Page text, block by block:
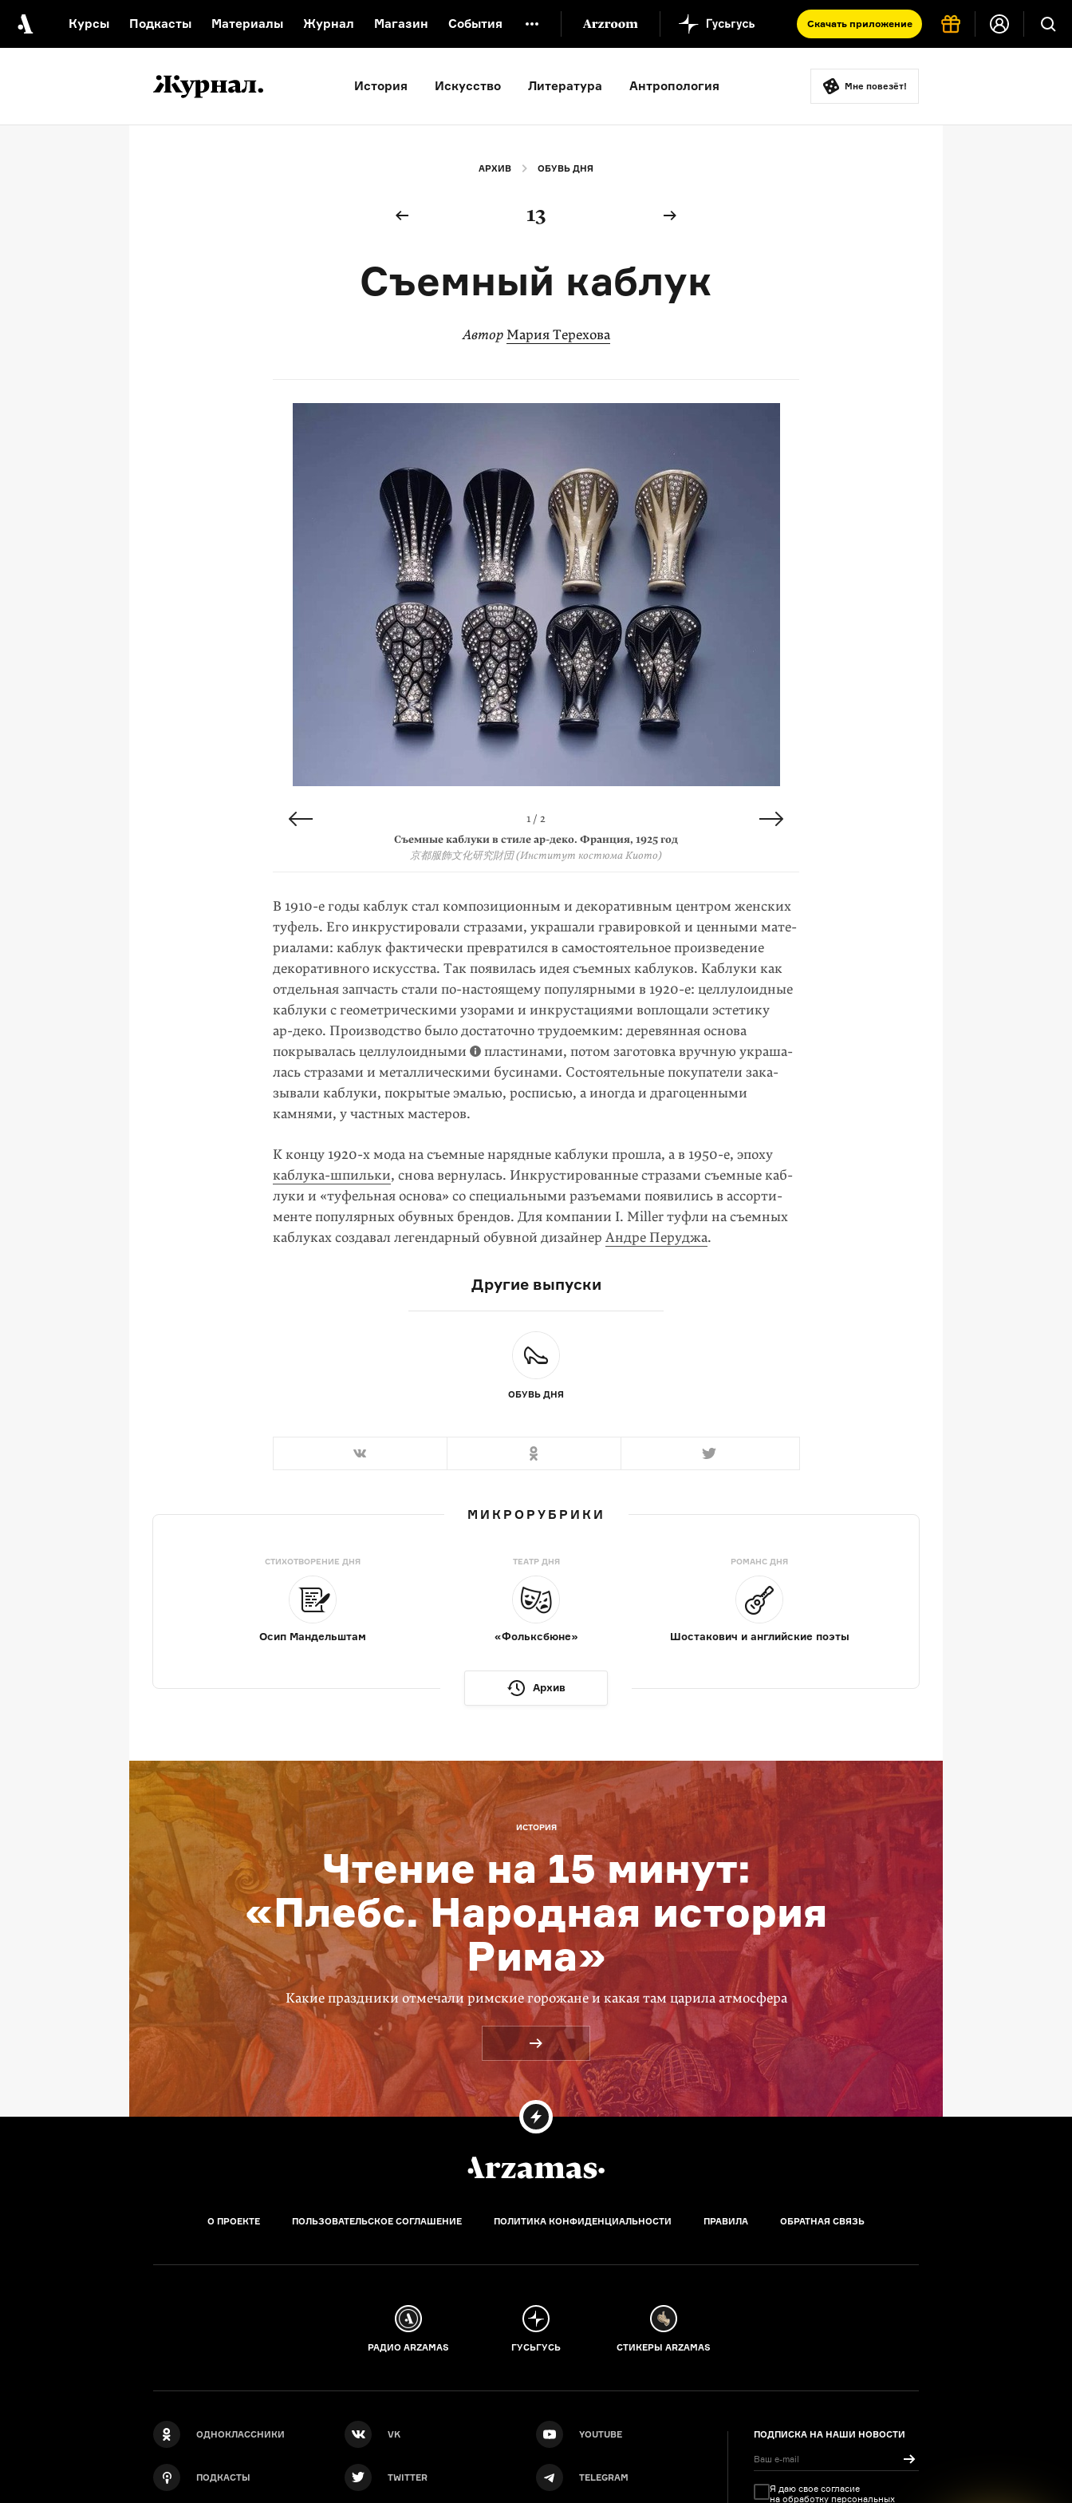
Курсы Подкасты Материалы Журнал Магазин События Скачать приложение
Видеоистория русской культуры
Русский язык от «гой еси» до «лол кек»
Что такое античность
История Искусство Литература Антропология Мне повезёт!
АРХИВ ОБУВЬ ДНЯ
13
Съемный каблук
Автор Мария Терехова
1 / 2
Съемные каблуки в стиле ар-деко. Франция, 1925 год
京都服飾文化研究財団 (Институт костюма Киото)
2 / 2
Реклама модели туфель со съемными каблуками, созданными Андре Перуджа для компании
I. Miller. 1956 год
В 1910-е годы каблук стал композиционным и декоративным центром женских
туфель. Его инкрустировали стразами, украшали гравировкой и ценными мате­
риалами: каблук фактически превратился в само­стоятельное произве­де­ние
декоративного искусства. Так появилась идея съемных каблуков. Каблуки как
отдельная запчасть стали по-настоящемупопулярными в 1920-е: целлу­лоид­ные
каблуки с геометри­чес­кими узорами и инкруста­циями воплощали эстети­ку
ар-деко. Производство было доста­точно трудоемким: деревянная основа
покрывалась цел­лулоид­ными
пластинами, потом заготовка вручную укра­ша­
лась стразами и металлическими бусинами. Состоятельные покупатели зака­
зывали каблуки, покрытые эмалью, росписью, а иногда и драгоценными
камнями, у частных мастеров.
К концу 1920-хмода на съемные нарядные каблуки прошла, а в 1950-е, эпоху
каблука-шпильки, снова вернулась. Инкрусти­рованные стразами съемные каб­
луки и «туфельная основа» со спе­циаль­ными разъемами появились в ассор­ти­
менте популярных обувных брендов. Для компании I. Miller туфли на съем­ных
каблуках создавал легендарный обувной дизайнер Андре Перуджа.
Другие выпуски
ОБУВЬ ДНЯ
МИКРОРУБРИКИ
СТИХОТВОРЕНИЕ ДНЯ
Осип Мандельштам
ТЕАТР ДНЯ
«Фольксбюне»
РОМАНС ДНЯ
Шостакович и английские поэты
Архив
ИСТОРИЯ
Чтение на 15 минут:
«Плебс. Народная история
Рима»
Какие праздники отмечали римские горожане и какая там царила атмосфера
О ПРОЕКТЕ ПОЛЬЗОВАТЕЛЬСКОЕ СОГЛАШЕНИЕ ПОЛИТИКА КОНФИДЕНЦИАЛЬНОСТИ ПРАВИЛА ОБРАТНАЯ СВЯЗЬ
РАДИО ARZAMAS ГУСЬГУСЬ СТИКЕРЫ ARZAMAS
ОДНОКЛАССНИКИ VK YOUTUBE
ПОДКАСТЫ TWITTER TELEGRAM
ПОДПИСКА НА НАШИ НОВОСТИ
Я даю свое согласие
на обработку персональных